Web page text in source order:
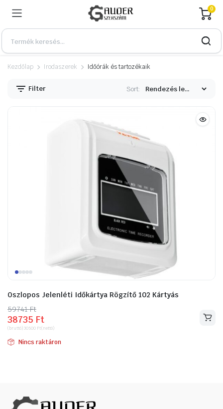
0
Kezdőlap Irodaszerek Időórák és tartozékaik
Filter Sort:
Oszlopos Jelenléti Időkártya Rögzítő 102 Kártyás
59741Ft
Original
price
was:
59741 Ft.
38735 Ft
Current
price
is:
38735 Ft.
(bruttó)30500 Ft(nettó)
Nincs raktáron